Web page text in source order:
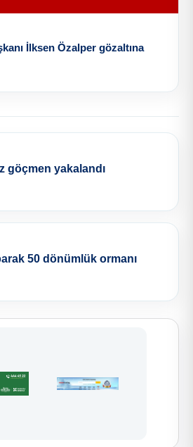
İlksen Özalper gözaltına
göçmen yakalandı
50 dönümlük ormanı